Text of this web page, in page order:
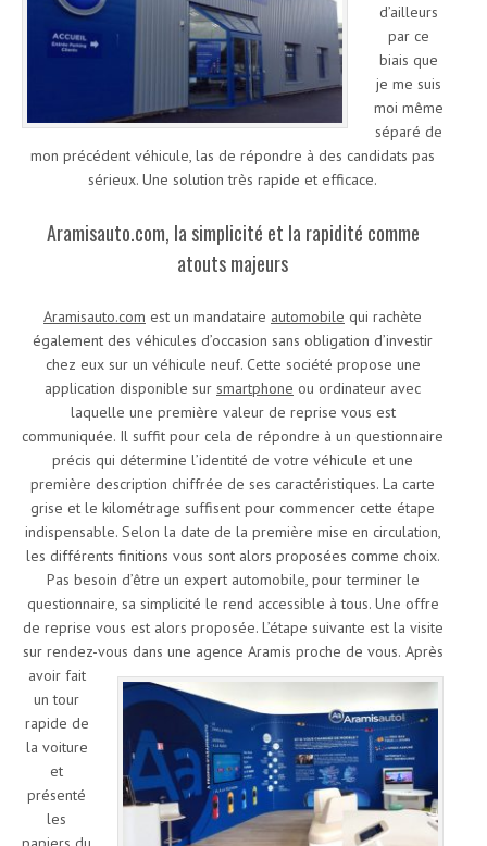
d’ailleurs
par ce
biais que
je me suis
moi même
séparé de
mon précédent véhicule, las de répondre à des candidats pas
sérieux. Une solution très rapide et efficace.
Aramisauto.com, la simplicité et la rapidité comme
atouts majeurs
Aramisauto.com est un mandataire automobile qui rachète
également des véhicules d’occasion sans obligation d’investir
chez eux sur un véhicule neuf. Cette société propose une
application disponible sur smartphone ou ordinateur avec
laquelle une première valeur de reprise vous est
communiquée. Il suffit pour cela de répondre à un questionnaire
précis qui détermine l’identité de votre véhicule et une
première description chiffrée de ses caractéristiques. La carte
grise et le kilométrage suffisent pour commencer cette étape
indispensable. Selon la date de la première mise en circulation,
les différents finitions vous sont alors proposées comme choix.
Pas besoin d’être un expert automobile, pour terminer le
questionnaire, sa simplicité le rend accessible à tous. Une offre
de reprise vous est alors proposée. L’étape suivante est la visite
sur rendez-vous dans une agence Aramis proche de vous. Après
avoir fait
un tour
rapide de
la voiture
et
présenté
les